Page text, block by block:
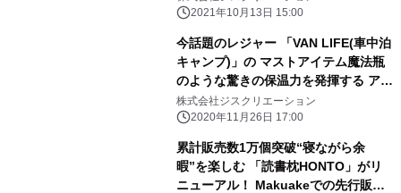
2021年10月13日 15:00
今話題のレジャー 「VAN LIFE(車中泊
キャンプ)」の マストアイテム魔法瓶
のような驚きの保温力を発揮する アウ
トドア顔のハイスペックブランケット
「LUGH(ルー)」の販売を開始！
株式会社ジスクリエーション
2020年11月26日 17:00
累計販売数1万個突破“寝ながら余
暇”を楽しむ 「読書枕HONTO」がリ
ニューアル！ Makuakeでの先行販売